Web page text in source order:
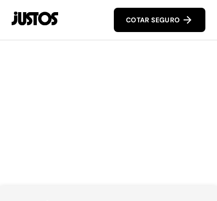
COTAR SEGURO